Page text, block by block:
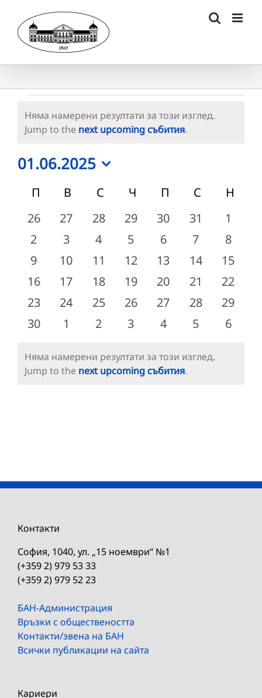
content
Събития
Notice
Няма намерени резултати за този изглед.
Jump to the next upcoming събития.
01.06.2025
date.
Календар
на
Събития
П ПОНЕДЕЛНИК
В ВТОРНИК
С СРЯДА
Ч ЧЕТВЪРТЪК
П ПЕТЪК
С СЪБОТА
Н
0
събития
26
0
събития
27
0
събития
28
0
събития
29
0
събития
30
0
събития
31
0
1
0
събития
2
0
събития
3
0
събития
4
0
събития
5
0
събития
6
0
събития
7
0
8
0
събития
9
0
събития
10
0
събития
11
0
събития
12
0
събития
13
0
събития
14
0
15
0
събития
16
0
събития
17
0
събития
18
0
събития
19
0
събития
20
0
събития
21
0
22
0
събития
23
0
събития
24
0
събития
25
0
събития
26
0
събития
27
0
събития
28
0
29
0
30
0
1
0
2
0
3
0
4
0
5
0
6
Notice
Няма намерени резултати за този изглед.
Jump to the next upcoming събития.
Контакти
София, 1040, ул. „15 ноември“ №1
(+359 2) 979 53 33
(+359 2) 979 52 23
БАН-Администрация
Връзки с обществеността
Контакти/звена на БАН
Всички публикации на сайта
Кариери